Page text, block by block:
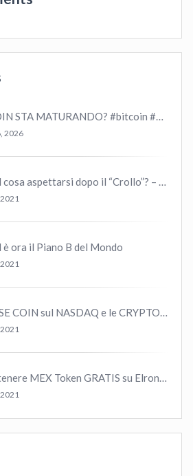
STA MATURANDO? #bitcoin #crypto #trading
2026
BITCOIN cosa aspettarsi dopo il “Crollo”? – CryptoMonday NEWS w16/’21
è ora il Piano B del Mondo
COINBASE COIN sul NASDAQ e le CRYPTO volano!
Come ottenere MEX Token GRATIS su Elrond ?